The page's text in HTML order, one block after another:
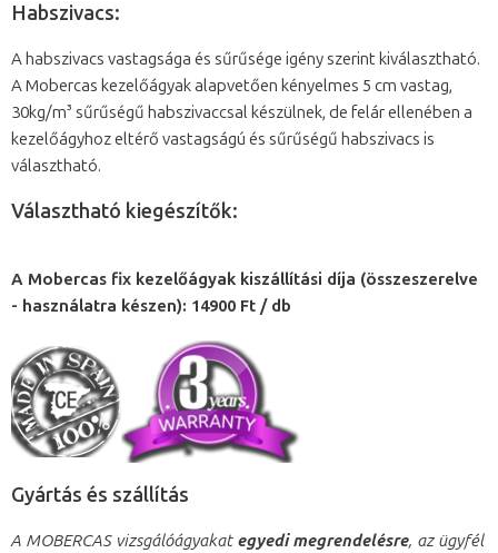
Habszivacs:
A habszivacs vastagsága és sűrűsége igény szerint kiválasztható.
A Mobercas kezelőágyak alapvetően kényelmes 5 cm vastag,
30kg/m³ sűrűségű habszivaccsal készülnek, de felár ellenében a
kezelőágyhoz eltérő vastagságú és sűrűségű habszivacs is
választható.
Választható kiegészítők:
A Mobercas fix kezelőágyak kiszállítási díja (összeszerelve
- használatra készen): 14900 Ft / db
Gyártás és szállítás
A MOBERCAS vizsgálóágyakat egyedi megrendelésre, az ügyfél